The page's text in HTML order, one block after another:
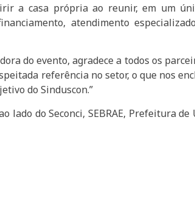
a casa própria ao reunir, em um
atendimento
do evento, agradece a todos os
referência no setor, o que nos
do Sinduscon.”
lado do Seconci, SEBRAE, Prefeitura